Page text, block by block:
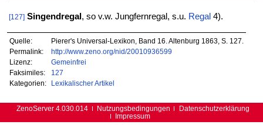
[127] Singendregal , so v.w. Jungfernregal, s.u. Regal 4).
Quelle:
Pierer's Universal-Lexikon, Band 16. Altenburg 1863, S. 127.
Permalink:
http://www.zeno.org/nid/20010936599
Lizenz:
Gemeinfrei
Faksimiles:
127
Kategorien:
Lexikalischer Artikel
ZenoServer 4.030.014 Nutzungsbedingungen
Datenschutzerklärung
Impressum